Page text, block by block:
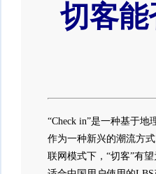
切客
“Check in”是一种基于
作为一种新兴的潮流方
联网模式下，“切客”有